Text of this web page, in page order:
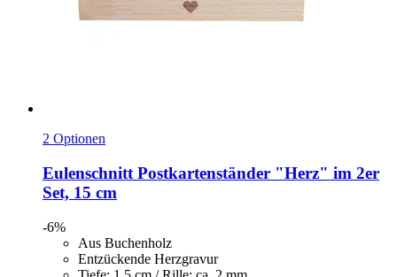
2 Optionen
Eulenschnitt Postkartenständer "Herz" im 2er
Set, 15 cm
-6%
Aus Buchenholz
Entzückende Herzgravur